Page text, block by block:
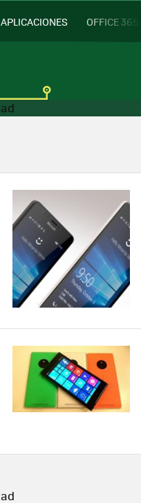
APLICACIONES OFFICE 365